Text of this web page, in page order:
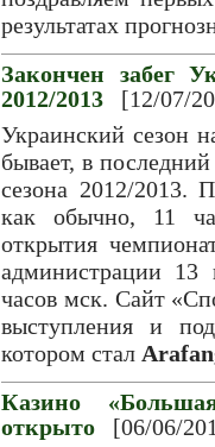
результатах
Закончен забег
2012/2013
[12/07/
Украинский сезон
бывает, в
сезона 2012/2013.
как обычно, 11
открытия
администрации 13
часов мск. Сайт
выступления и
котором стал
Казино
открыто
[06/06/